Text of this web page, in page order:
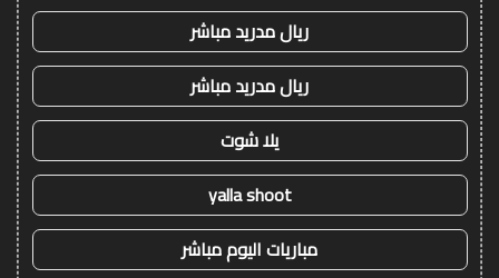
ريال مدريد مباشر
ريال مدريد مباشر
يلا شوت
yalla shoot
مباريات اليوم مباشر